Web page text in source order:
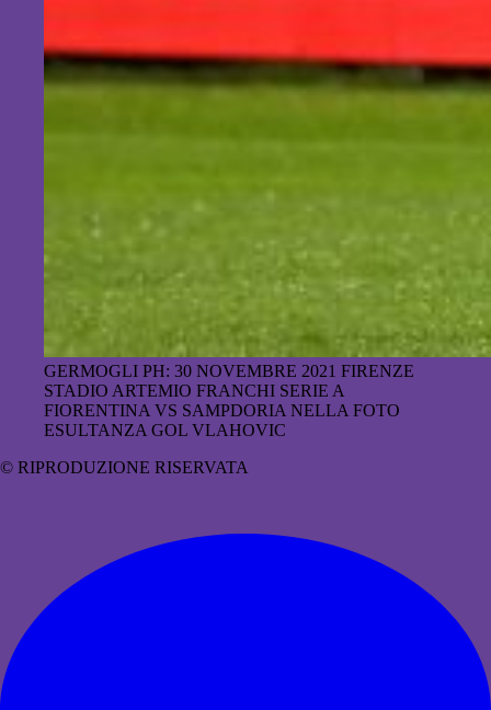
GERMOGLI PH: 30 NOVEMBRE 2021 FIRENZE
STADIO ARTEMIO FRANCHI SERIE A
FIORENTINA VS SAMPDORIA NELLA FOTO
ESULTANZA GOL VLAHOVIC
© RIPRODUZIONE RISERVATA